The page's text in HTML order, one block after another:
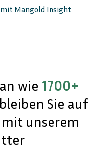
mit Mangold Insight
wie 1700+
Sie auf
unserem